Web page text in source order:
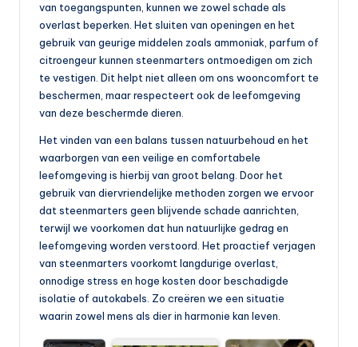
o
van toegangspunten, kunnen we zowel schade als
overlast beperken. Het sluiten van openingen en het
gebruik van geurige middelen zoals ammoniak, parfum of
citroengeur kunnen steenmarters ontmoedigen om zich
te vestigen. Dit helpt niet alleen om ons wooncomfort te
beschermen, maar respecteert ook de leefomgeving
van deze beschermde dieren.
Het vinden van een balans tussen natuurbehoud en het
waarborgen van een veilige en comfortabele
leefomgeving is hierbij van groot belang. Door het
gebruik van diervriendelijke methoden zorgen we ervoor
dat steenmarters geen blijvende schade aanrichten,
terwijl we voorkomen dat hun natuurlijke gedrag en
leefomgeving worden verstoord. Het proactief verjagen
van steenmarters voorkomt langdurige overlast,
onnodige stress en hoge kosten door beschadigde
isolatie of autokabels. Zo creëren we een situatie
waarin zowel mens als dier in harmonie kan leven.